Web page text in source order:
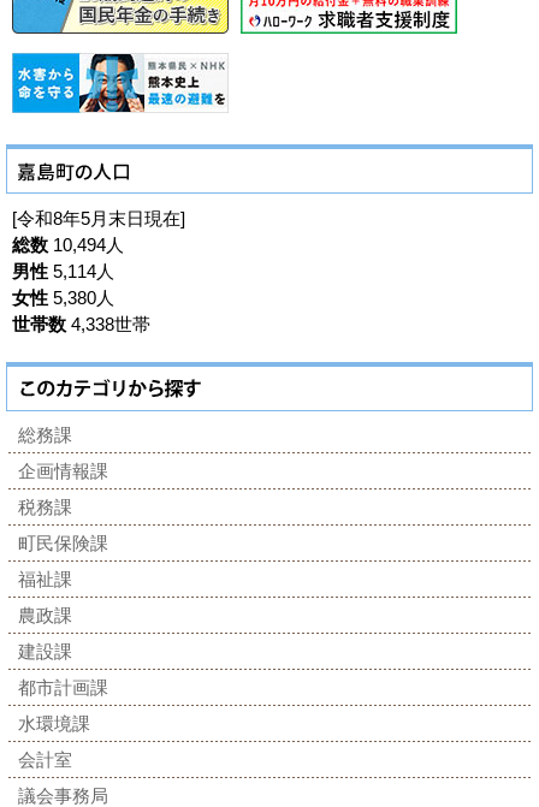
[令和8年5月末日現在]
総数 10,494人
男性 5,114人
女性 5,380人
世帯数 4,338世帯
総務課
企画情報課
税務課
町民保険課
福祉課
農政課
建設課
都市計画課
水環境課
会計室
議会事務局